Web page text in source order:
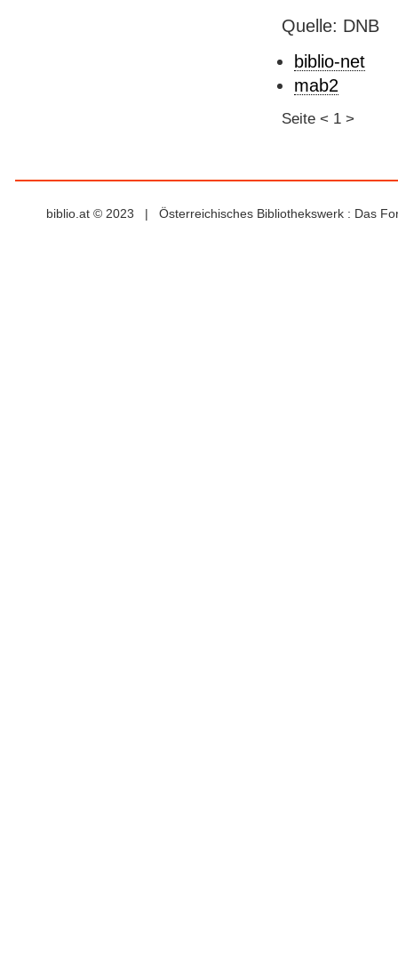
Quelle: DNB
biblio-net
mab2
Seite < 1 >
biblio.at © 2023 | Österreichisches Bibliothekswerk : Das